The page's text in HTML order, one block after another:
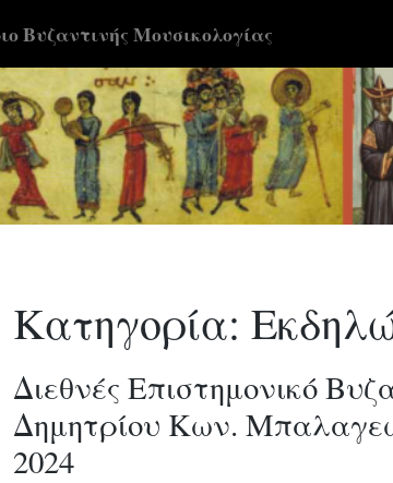
Βυζαντινής Μουσικολογίας
Κατηγορία:
Διεθνές Eπιστημονικό
Δημητρίου Κων.
2024